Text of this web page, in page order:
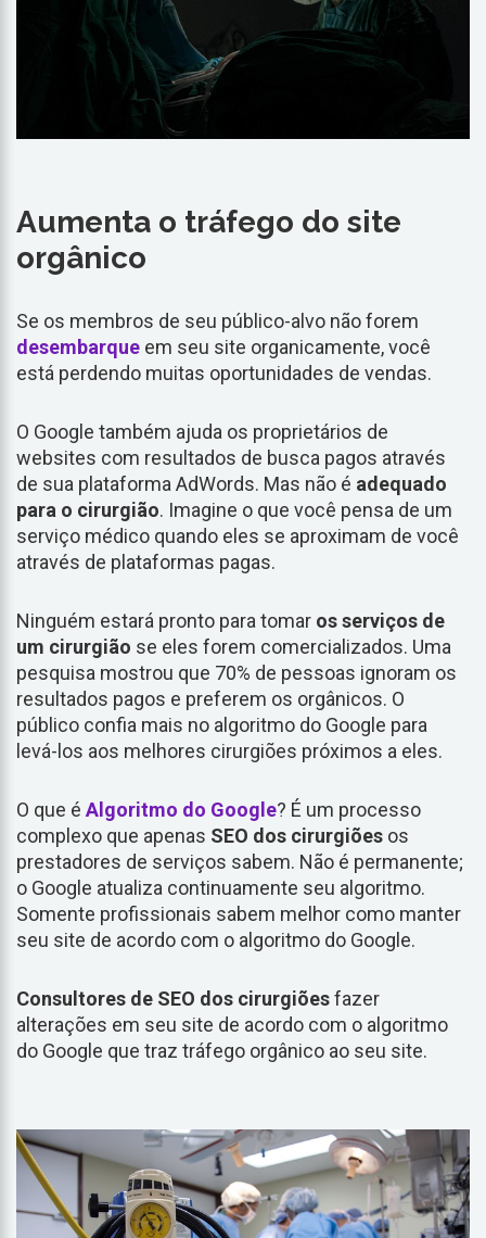
Aumenta o tráfego do site
orgânico
Se os membros de seu público-alvo não forem
desembarque em seu site organicamente, você
está perdendo muitas oportunidades de vendas.
O Google também ajuda os proprietários de
websites com resultados de busca pagos através
de sua plataforma AdWords. Mas não é adequado
para o cirurgião. Imagine o que você pensa de um
serviço médico quando eles se aproximam de você
através de plataformas pagas.
Ninguém estará pronto para tomar os serviços de
um cirurgião se eles forem comercializados. Uma
pesquisa mostrou que 70% de pessoas ignoram os
resultados pagos e preferem os orgânicos. O
público confia mais no algoritmo do Google para
levá-los aos melhores cirurgiões próximos a eles.
O que é Algoritmo do Google? É um processo
complexo que apenas SEO dos cirurgiões os
prestadores de serviços sabem. Não é permanente;
o Google atualiza continuamente seu algoritmo.
Somente profissionais sabem melhor como manter
seu site de acordo com o algoritmo do Google.
Consultores de SEO dos cirurgiõesfazer
alterações em seu site de acordo com o algoritmo
do Google que traz tráfego orgânico ao seu site.